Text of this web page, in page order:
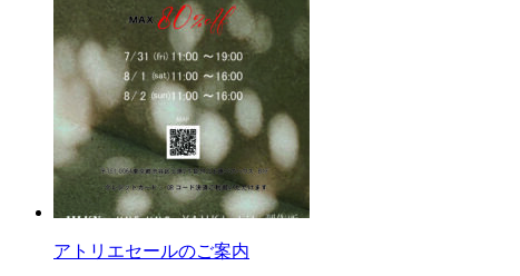
アトリエセールのご案内